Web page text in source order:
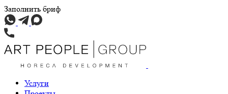
Заполнить бриф
Услуги